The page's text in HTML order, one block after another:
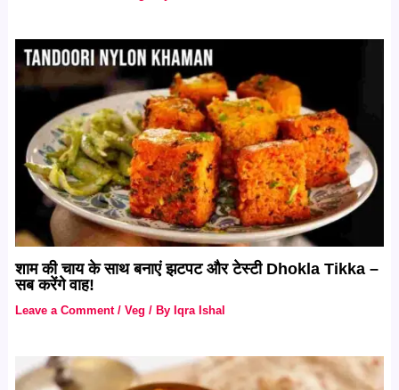
शाम की चाय के साथ बनाएं झटपट और टेस्टी Dhokla Tikka –
सब करेंगे वाह!
Leave a Comment /Veg / By Iqra Ishal